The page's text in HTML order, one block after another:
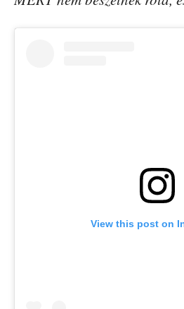
View this post on